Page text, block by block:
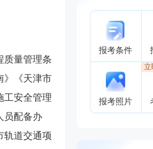
质量管理条
》《天津市
工安全管理
员配备办
轨道交通项
报考条件
报考照片
立